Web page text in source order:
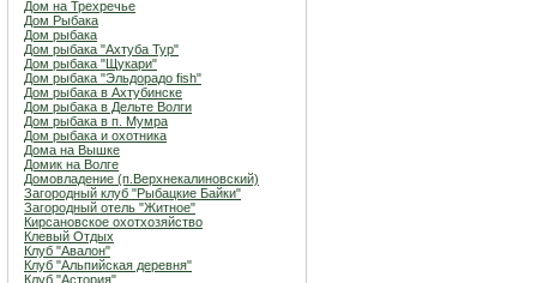
Дом на Трехречье
Дом Рыбака
Дом рыбака
Дом рыбака "Ахтуба Тур"
Дом рыбака "Щукари"
Дом рыбака "Эльдорадо fish"
Дом рыбака в Ахтубинске
Дом рыбака в Дельте Волги
Дом рыбака в п. Мумра
Дом рыбака и охотника
Дома на Вышке
Домик на Волге
Домовладение (п.Верхнекалиновский)
Загородный клуб "Рыбацкие Байки"
Загородный отель "Житное"
Кирсановское охотхозяйство
Клевый Отдых
Клуб "Авалон"
Клуб "Альпийская деревня"
Клуб "Астория"